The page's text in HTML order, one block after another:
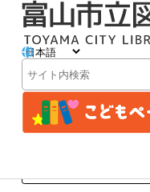
検
索
トップページ
イベント
【本館】10/31開催 製
帳をつくろう」【終了